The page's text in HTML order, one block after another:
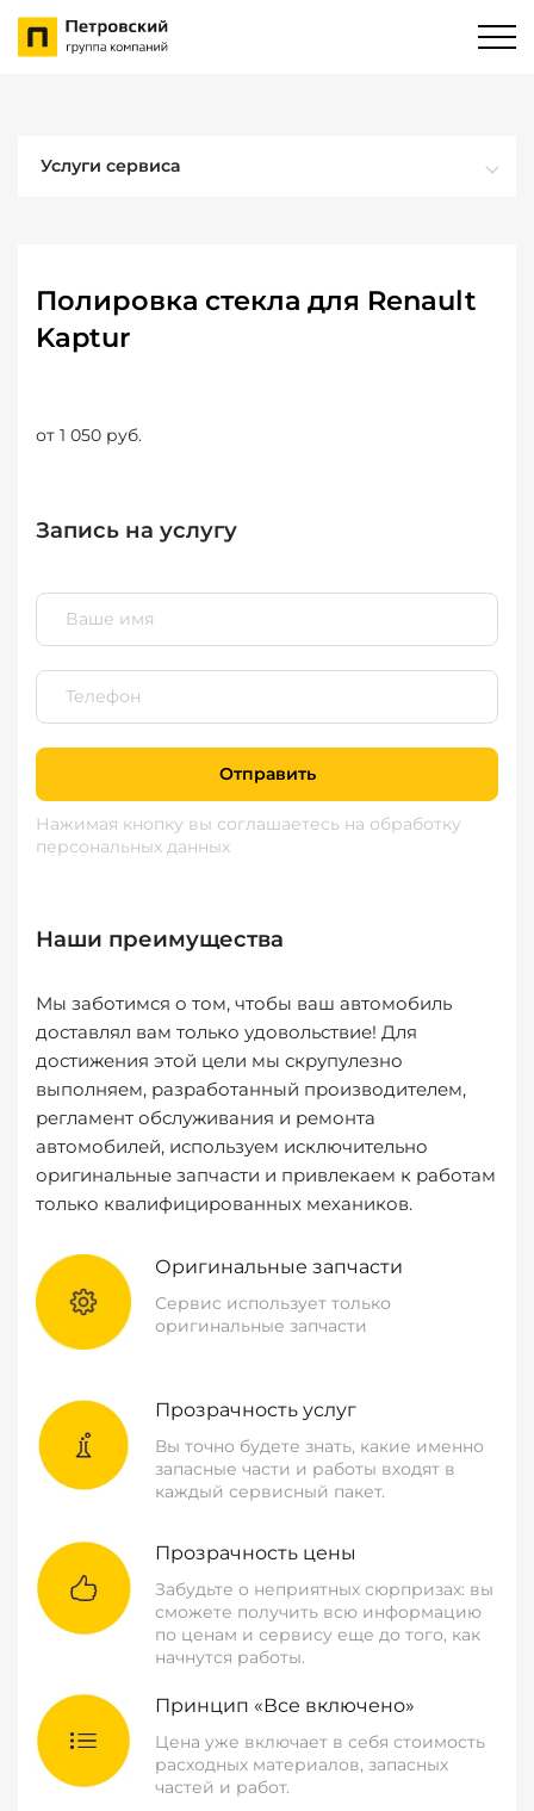
Услуги сервиса
Полировка стекла для Renault
Kaptur
от 1 050 руб.
Запись на услугу
Отправить
Нажимая кнопку вы соглашаетесь на обработку
персональных данных
Наши преимущества
Мы заботимся о том, чтобы ваш автомобиль
доставлял вам только удовольствие! Для
достижения этой цели мы скрупулезно
выполняем, разработанный производителем,
регламент обслуживания и ремонта
автомобилей, используем исключительно
оригинальные запчасти и привлекаем к работам
только квалифицированных механиков.
Оригинальные запчасти
Сервис использует только
оригинальные запчасти
Прозрачность услуг
Вы точно будете знать, какие именно
запасные части и работы входят в
каждый сервисный пакет.
Прозрачность цены
Забудьте о неприятных сюрпризах: вы
сможете получить всю информацию
по ценам и сервису еще до того, как
начнутся работы.
Принцип «Все включено»
Цена уже включает в себя стоимость
расходных материалов, запасных
частей и работ.